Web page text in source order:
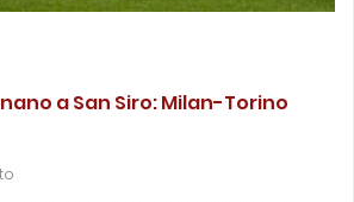
a San Siro: Milan-Torino